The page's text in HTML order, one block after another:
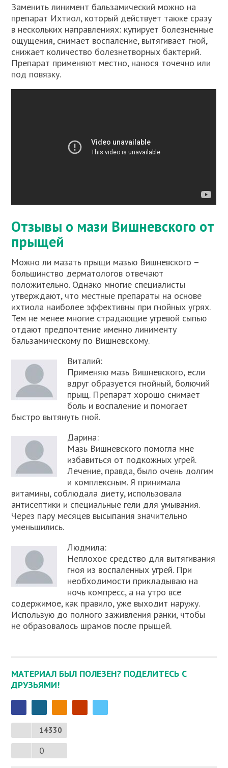
Заменить линимент бальзамический можно на
препарат Ихтиол, который действует также сразу
в нескольких направлениях: купирует болезненные
ощущения, снимает воспаление, вытягивает гной,
снижает количество болезнетворных бактерий.
Препарат применяют местно, нанося точечно или
под повязку.
Отзывы о мази Вишневского от
прыщей
Можно ли мазать прыщи мазью Вишневского –
большинство дерматологов отвечают
положительно. Однако многие специалисты
утверждают, что местные препараты на основе
ихтиола наиболее эффективны при гнойных угрях.
Тем не менее многие страдающие угревой сыпью
отдают предпочтение именно линименту
бальзамическому по Вишневскому.
Виталий:
Применяю мазь Вишневского, если
вдруг образуется гнойный, болючий
прыщ. Препарат хорошо снимает
боль и воспаление и помогает
быстро вытянуть гной.
Дарина:
Мазь Вишневского помогла мне
избавиться от подкожных угрей.
Лечение, правда, было очень долгим
и комплексным. Я принимала
витамины, соблюдала диету, использовала
антисептики и специальные гели для умывания.
Через пару месяцев высыпания значительно
уменьшились.
Людмила:
Неплохое средство для вытягивания
гноя из воспаленных угрей. При
необходимости прикладываю на
ночь компресс, а на утро все
содержимое, как правило, уже выходит наружу.
Использую до полного заживления ранки, чтобы
не образовалось шрамов после прыщей.
МАТЕРИАЛ БЫЛ ПОЛЕЗЕН? ПОДЕЛИТЕСЬ С
ДРУЗЬЯМИ!
14330
0